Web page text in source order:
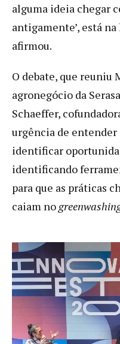
alguma ideia chegar
antigamente’, está
afirmou.
O debate, que reuniu
agronegócio da
Schaeffer,
urgência de entender
identificar
identificando
para que as práticas
caiam no